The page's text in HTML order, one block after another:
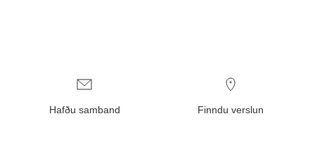
Hafðu samband Finndu verslun